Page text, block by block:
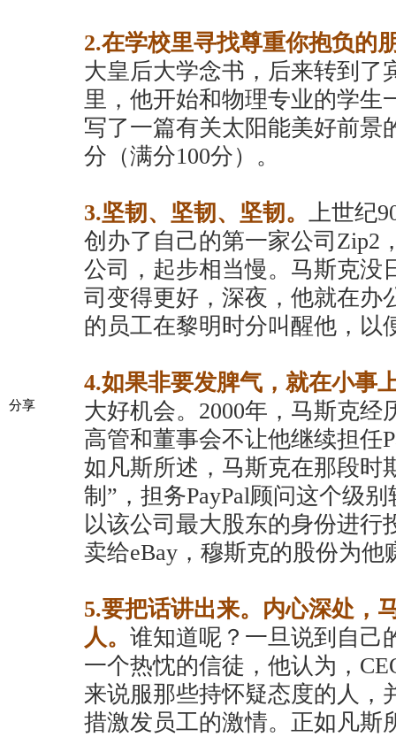
分享
2.在学校里寻找尊重你抱负的
大皇后大学念书，后来转到了
里，他开始和物理专业的学生
写了一篇有关太阳能美好前景
分（满分100分）。
3.坚韧、坚韧、坚韧。 上世纪
创办了自己的第一家公司Zip2
公司，起步相当慢。马斯克没
司变得更好，深夜，他就在办
的员工在黎明时分叫醒他，以
4.如果非要发脾气，就在小事
大好机会。2000年，马斯克经
高管和董事会不让他继续担任
如凡斯所述，马斯克在那段时
制”，担务PayPal顾问这个级
以该公司最大股东的身份进行
卖给eBay，穆斯克的股份为他
5.要把话讲出来。内心深处，
人。 谁知道呢？一旦说到自己
一个热忱的信徒，他认为，
来说服那些持怀疑态度的人，
措激发员工的激情。正如凡斯